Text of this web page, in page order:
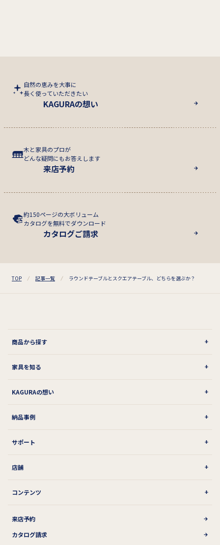
自然の恵みを大事に
長く使っていただきたい
KAGURAの想い
木と家具のプロが
どんな疑問にもお答えします
来店予約
約150ページの大ボリューム
カタログを無料でダウンロード
カタログご請求
TOP 記事一覧 ラウンドテーブルとスクエアテーブル、どちらを選ぶか？
商品から探す
家具を知る
KAGURAの想い
納品事例
サポート
店舗
コンテンツ
来店予約
カタログ請求